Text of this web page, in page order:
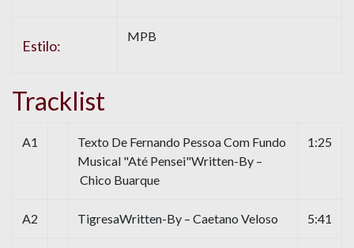
Estilo:
MPB
Tracklist
A1
Texto De Fernando Pessoa Com Fundo
Musical "Até Pensei"Written-By –
Chico Buarque
1:25
A2 TigresaWritten-By – Caetano Veloso 5:41